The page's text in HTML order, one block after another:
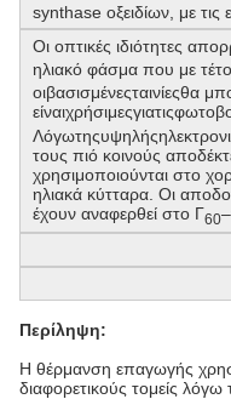
synthase οξειδίων, με τις
Οι οπτικές ιδιότητες
ηλιακό φάσμα που με
οιβασισμένεςταινίεςθα
τους πιό κοινούς
χρησιμοποιούνται στο
ηλιακά κύτταρα. Οι
έχουν αναφερθεί στο Γ60
Περίληψη:
Η θέρμανση επαγωγής
διαφορετικούς τομείς